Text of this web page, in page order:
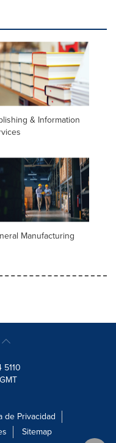
& Information
Manufacturing
de Privacidad
Sitemap